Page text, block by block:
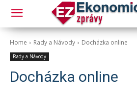
Home Rady a Návody Docházka online
Rady a Návody
Docházka online